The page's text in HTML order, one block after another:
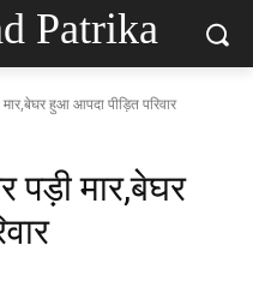
Patrika
हुआ आपदा पीड़ित परिवार
पड़ी मार,बेघर